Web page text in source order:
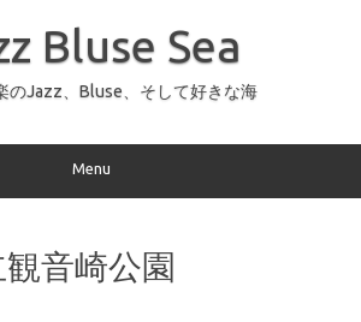
Bluse Sea
のJazz、Bluse、そして好きな海
Menu
音崎公園